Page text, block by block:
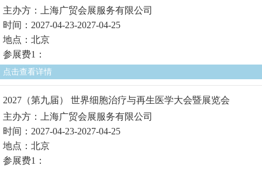
主办方：上海广贸会展服务有限公司
时间：2027-04-23-2027-04-25
地点：北京
参展费1：
点击查看详情
2027（第九届） 世界细胞治疗与再生医学大会暨展览会
主办方：上海广贸会展服务有限公司
时间：2027-04-23-2027-04-25
地点：北京
参展费1：